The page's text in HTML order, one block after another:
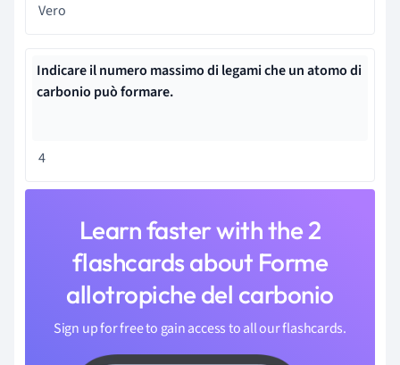
Vero
Indicare il numero massimo di legami che un atomo di
carbonio può formare.
4
Learn faster with the 2
flashcards about Forme
allotropiche del carbonio
Sign up for free to gain access to all our flashcards.